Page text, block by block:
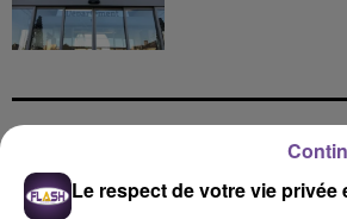
DERNIERS TITRES
Le respect de votre vie